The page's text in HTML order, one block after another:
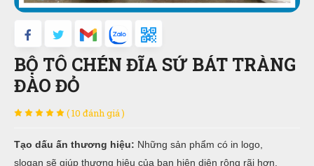
BỘ TÔ CHÉN ĐĨA SỨ BÁT TRÀNG
ĐÀO ĐỎ
( 10 đánh giá )
Tạo dấu ấn thương hiệu: Những sản phẩm có in logo,
slogan sẽ giúp thương hiệu của bạn hiện diện rộng rãi hơn.